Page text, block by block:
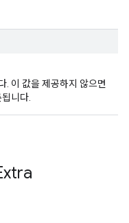
. 이 값을 제공하지 않으면
니다.